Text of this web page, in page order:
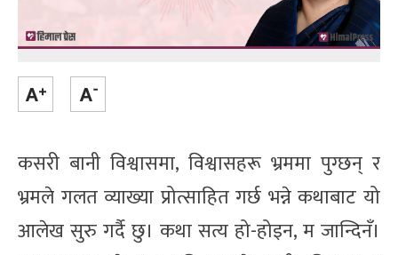
कसरी बानी विश्वासमा, विश्वासहरू भ्रममा पुग्छन् र
भ्रमले गलत व्याख्या प्रोत्साहित गर्छ भन्ने कथाबाट यो
आलेख सुरु गर्दै छु। कथा सत्य हो-होइन, म जान्दिनँ।